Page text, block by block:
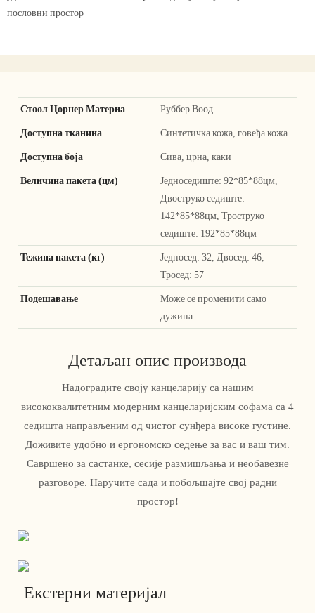
пословни простор
Стоол Цорнер Материа Руббер Воод
Доступна тканина Синтетичка кожа, говеђа кожа
Доступна боја Сива, црна, каки
Величина пакета (цм)
Једноседиште: 92*85*88цм,
Двоструко седиште:
142*85*88цм, Троструко
седиште: 192*85*88цм
Тежина пакета (кг)
Једносед: 32, Двосед: 46,
Тросед: 57
Подешавање
Може се променити само
дужина
Детаљан опис производа
Надоградите своју канцеларију са нашим
висококвалитетним модерним канцеларијским софама са 4
седишта направљеним од чистог сунђера високе густине.
Доживите удобно и ергономско седење за вас и ваш тим.
Савршено за састанке, сесије размишљања и необавезне
разговоре. Наручите сада и побољшајте свој радни
простор!
Екстерни материјал